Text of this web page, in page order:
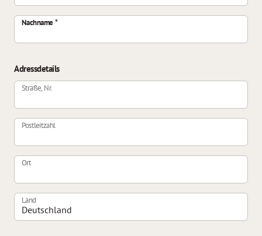
Nachname
Adressdetails
Straße, Nr.
Postleitzahl
Ort
Land